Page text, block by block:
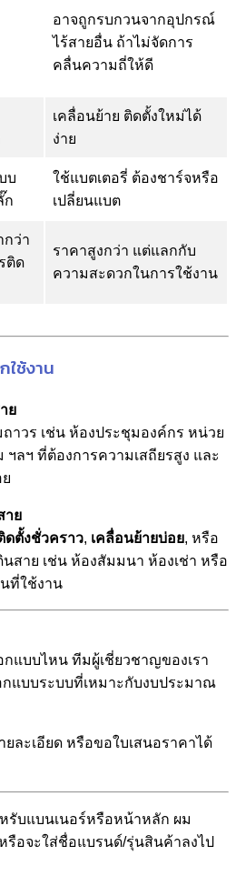
อาจถูกรบกวนจากอุปกรณ์
ไร้สายอื่น ถ้าไม่จัดการ
คลื่นความถี่ให้ดี
เคลื่อนย้าย ติดตั้งใหม่ได้
ง่าย
บ
ก
ใช้แบตเตอรี่ ต้องชาร์จหรือ
เปลี่ยนแบต
กว่า
ติด
ราคาสูงกว่า แต่แลกกับ
ความสะดวกในการใช้งาน
ใช้งาน
ย
าวร เช่น ห้องประชุมองค์กร หน่วย
ฯลฯ ที่ต้องการความเสถียรสูง และ
าย
ดตั้งชั่วคราว, เคลื่อนย้ายบ่อย, หรือ
สาย เช่น ห้องสัมมนา ห้องเช่า หรือ
ที่ใช้งาน
แบบไหน ทีมผู้เชี่ยวชาญของเรา
แบบระบบที่เหมาะกับงบประมาณ
ยละเอียด หรือขอใบเสนอราคาได้
รับแบนเนอร์หรือหน้าหลัก ผม
รือจะใส่ชื่อแบรนด์/รุ่นสินค้าลงไป